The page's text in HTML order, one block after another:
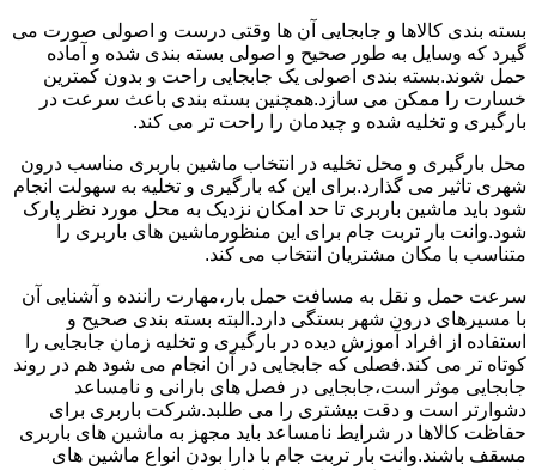
بسته بندی کالاها و جابجایی آن ها وقتی درست و اصولی صورت می
گیرد که وسایل به طور صحیح و اصولی بسته بندی شده و آماده
حمل شوند.بسته بندی اصولی یک جابجایی راحت و بدون کمترین
خسارت را ممکن می سازد.همچنین بسته بندی باعث سرعت در
بارگیری و تخلیه شده و چیدمان را راحت تر می کند.
محل بارگیری و محل تخلیه در انتخاب ماشین باربری مناسب درون
شهری تاثیر می گذارد.برای این که بارگیری و تخلیه به سهولت انجام
شود باید ماشین باربری تا حد امکان نزدیک به محل مورد نظر پارک
شود.وانت بار تربت جام برای این منظورماشین های باربری را
متناسب با مکان مشتریان انتخاب می کند.
سرعت حمل و نقل به مسافت حمل بار،مهارت راننده و آشنایی آن
با مسیرهای درون شهر بستگی دارد.البته بسته بندی صحیح و
استفاده از افراد آموزش دیده در بارگیری و تخلیه زمان جابجایی را
کوتاه تر می کند.فصلی که جابجایی در آن انجام می شود هم در روند
جابجایی موثر است،جابجایی در فصل های بارانی و نامساعد
دشوارتر است و دقت بیشتری را می طلبد.شرکت باربری برای
حفاظت کالاها در شرایط نامساعد باید مجهز به ماشین های باربری
مسقف باشند.وانت بار تربت جام با دارا بودن انواع ماشین های